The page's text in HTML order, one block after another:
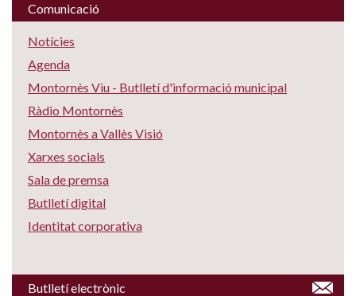
Comunicació
Notícies
Agenda
Montornès Viu - Butlletí d'informació municipal
Ràdio Montornès
Montornès a Vallès Visió
Xarxes socials
Sala de premsa
Butlletí digital
Identitat corporativa
Butlletí electrònic